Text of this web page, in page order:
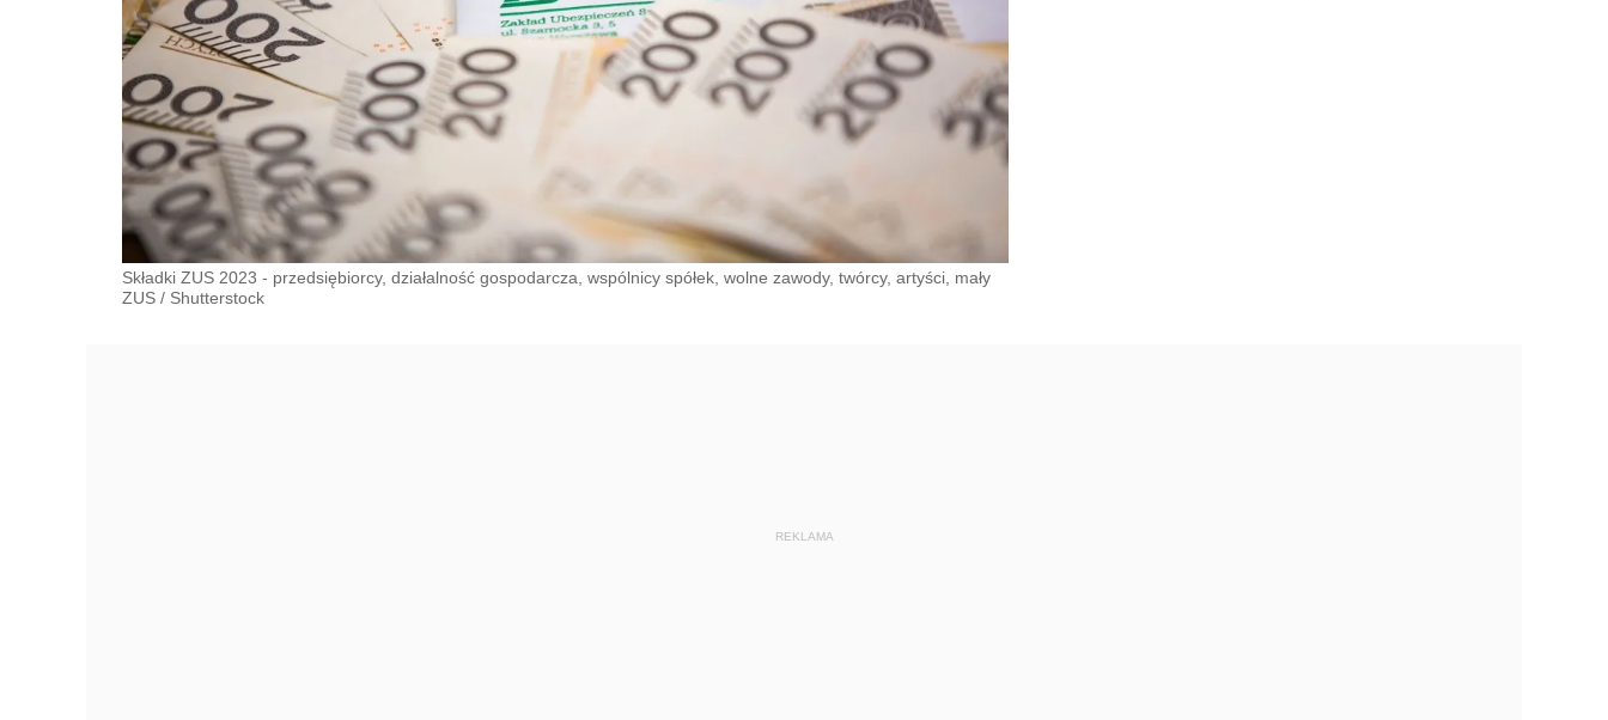
Składki ZUS 2023 - przedsiębiorcy, działalność gospodarcza, wspólnicy spółek, wolne zawody, twórcy, artyści, mały
ZUS / Shutterstock